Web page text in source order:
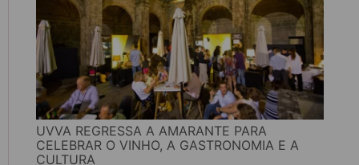
UVVA REGRESSA A AMARANTE PARA
CELEBRAR O VINHO, A GASTRONOMIA E A
CULTURA